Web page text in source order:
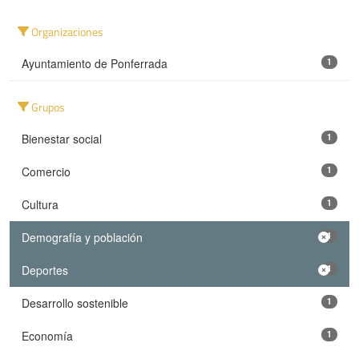
Organizaciones
Ayuntamiento de Ponferrada 1
Grupos
Bienestar social 1
Comercio 1
Cultura 1
Demografía y población 1
Deportes 1
Desarrollo sostenible 1
Economía 1